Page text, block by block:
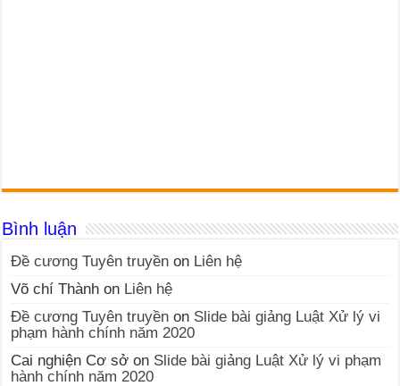
Bình luận
Đề cương Tuyên truyền on Liên hệ
Võ chí Thành on Liên hệ
Đề cương Tuyên truyền on Slide bài giảng Luật Xử lý vi
phạm hành chính năm 2020
Cai nghiện Cơ sở on Slide bài giảng Luật Xử lý vi phạm
hành chính năm 2020